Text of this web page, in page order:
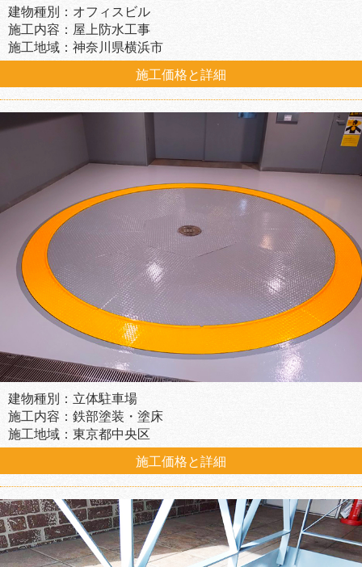
建物種別：オフィスビル
施工内容：屋上防水工事
施工地域：神奈川県横浜市
施工価格と詳細
建物種別：立体駐車場
施工内容：鉄部塗装・塗床
施工地域：東京都中央区
施工価格と詳細